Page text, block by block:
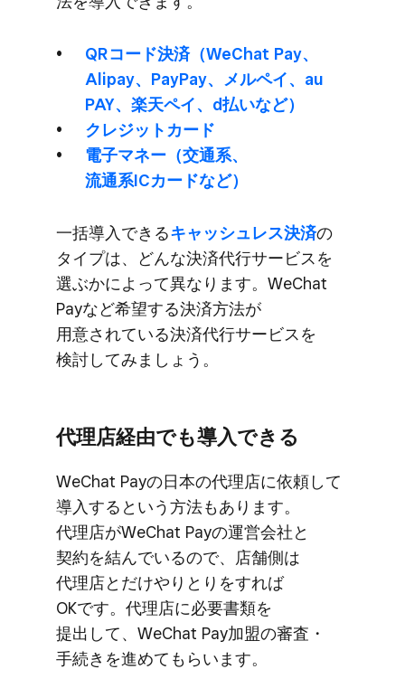
QRコード決済​（WeChat Pay、​
Alipay、​PayPay、​メルペイ、​au
PAY、​楽天ペイ、​d払いなど）
クレジットカード
電子マネー​（交通系、​
流通系ICカードなど）
一括導入できる​キャッシュレス決済の​
タイプは、​どんな​決済代行サービスを​
選ぶかに​よって​異なります。​WeChat
Payなど​希望する​決済方​法が​
用意されている​決済代行サービスを​
検討してみましょう。
代理店経由でも​導入できる
WeChat Payの​日本の​代理店に​依頼して​
導入すると​いう​方​法も​あります。​
代理店が​WeChat Payの​運営会社と​
契約を​結んでいるので、​店舗側は​
代理店とだけやりとりを​すれば​
OKです。​代理店に​必要書類を​
提出して、​WeChat Pay加盟の​審査・
手続きを​進めて​もらいます。